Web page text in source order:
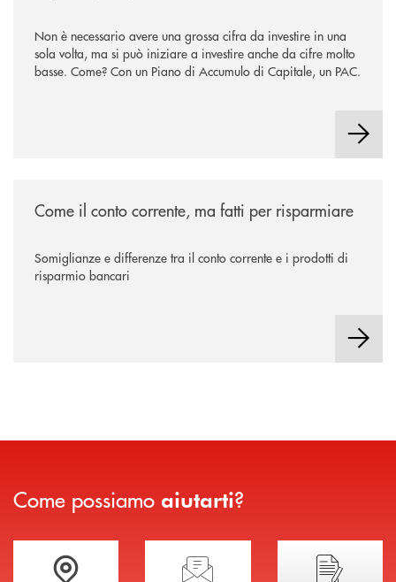
Non è necessario avere una grossa cifra da investire in una
sola volta, ma si può iniziare a investire anche da cifre molto
basse. Come? Con un Piano di Accumulo di Capitale, un PAC.
Come il conto corrente, ma fatti per risparmiare
Somiglianze e differenze tra il conto corrente e i prodotti di
risparmio bancari
Come possiamo aiutarti?
Trova la filiale più vicina a teHai bisogno di assistenza immediata?
Hai bisogno di